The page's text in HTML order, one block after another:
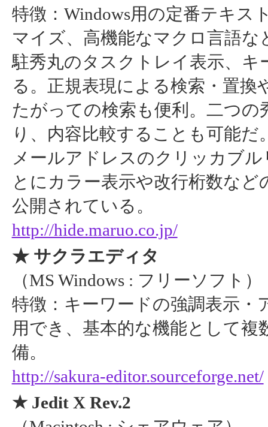
特徴：Windows用の定番テキス
マイズ、高機能なマクロ言語
駐秀丸のタスクトレイ表示、
る。正規表現による検索・置換
たがっての検索も便利。二つ
り、内容比較することも可能
メールアドレスのクリッカブ
とにカラー表示や改行桁数な
公開されている。
http://hide.maruo.co.jp/
★ サクラエディタ
（MS Windows : フリーソフト）
特徴：キーワードの強調表示・
用でき、基本的な機能として複
備。
http://sakura-editor.sourceforge.net/
★ Jedit X Rev.2